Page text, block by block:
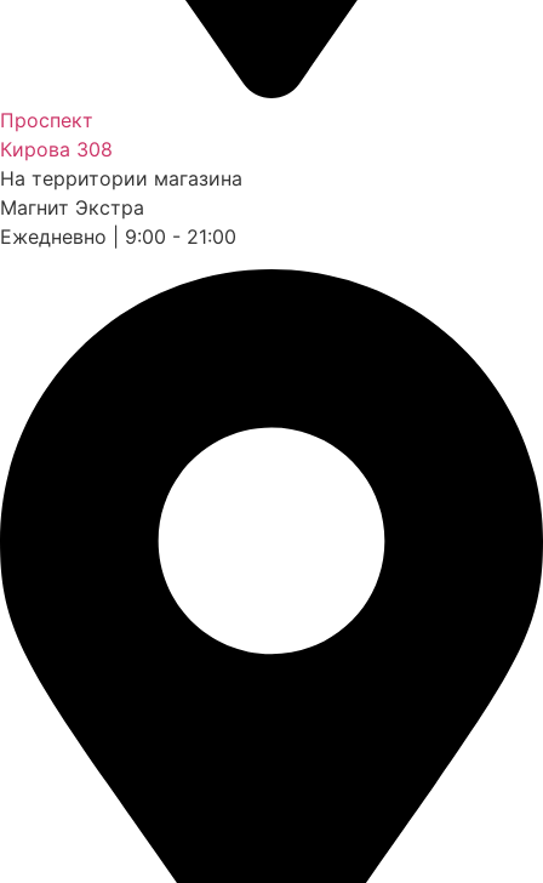
Проспект
Кирова 308
На территории магазина
Магнит Экстра
Ежедневно | 9:00 - 21:00